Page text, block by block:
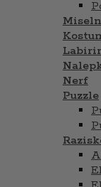
Nerf
Puzzle